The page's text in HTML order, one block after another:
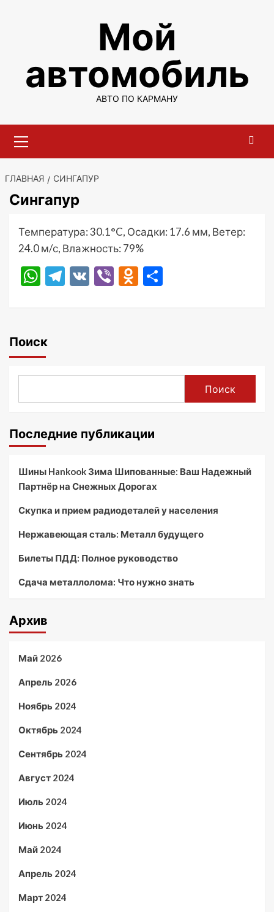
Мой
автомобиль
АВТО ПО КАРМАНУ
меню
ГЛАВНАЯ СИНГАПУР
Сингапур
Температура: 30.1°C, Осадки: 17.6 мм, Ветер:
24.0 м/с, Влажность: 79%
WhatsApp
Telegram
VK ViberOdnoklassniki
Поиск
Поиск
Последние публикации
Шины Hankook Зима Шипованные: Ваш Надежный
Партнёр на Снежных Дорогах
Скупка и прием радиодеталей у населения
Нержавеющая сталь: Металл будущего
Билеты ПДД: Полное руководство
Сдача металлолома: Что нужно знать
Архив
Май 2026
Апрель 2026
Ноябрь 2024
Октябрь 2024
Сентябрь 2024
Август 2024
Июль 2024
Июнь 2024
Май 2024
Апрель 2024
Март 2024